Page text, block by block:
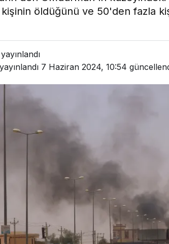
öldüğünü ve 50'den fazla
yayınlandı 7 Haziran 2024, 10:54